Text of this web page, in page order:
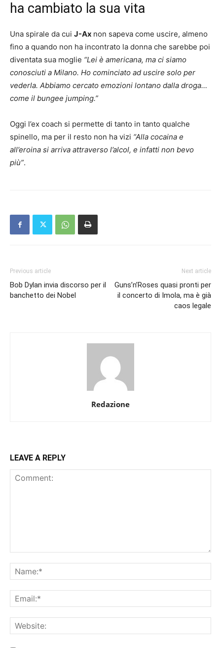
ha cambiato la sua vita
Una spirale da cui J-Ax non sapeva come uscire, almeno
fino a quando non ha incontrato la donna che sarebbe poi
diventata sua moglie “Lei è americana, ma ci siamo
conosciuti a Milano. Ho cominciato ad uscire solo per
vederla. Abbiamo cercato emozioni lontano dalla droga…
come il bungee jumping.”
Oggi l’ex coach si permette di tanto in tanto qualche
spinello, ma per il resto non ha vizi “Alla cocaina e
all’eroina si arriva attraverso l’alcol, e infatti non bevo
più”.
Previous article
Bob Dylan invia discorso per il
banchetto dei Nobel
Next article
Guns’n’Roses quasi pronti per
il concerto di Imola, ma è già
caos legale
Redazione
LEAVE A REPLY